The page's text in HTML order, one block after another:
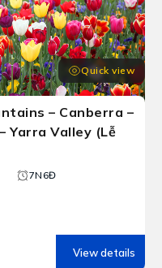
Quick view
– Canberra –
Yarra Valley (Lễ
7N6Đ
View details